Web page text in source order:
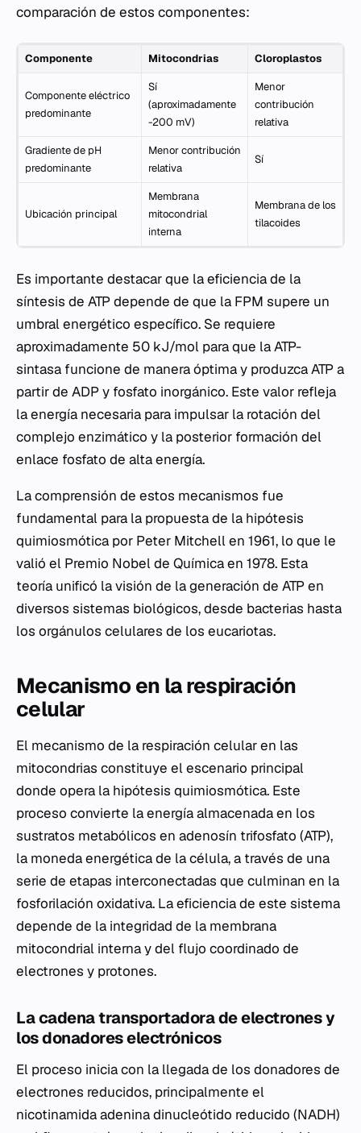
comparación de estos componentes:
Componente Mitocondrias Cloroplastos
Componente eléctrico
predominante
Sí
(aproximadamente
-200 mV)
Menor
contribución
relativa
Gradiente de pH
predominante
Menor contribución
relativa
Sí
Ubicación principal
Membrana
mitocondrial
interna
Membrana de los
tilacoides
Es importante destacar que la eficiencia de la
síntesis de ATP depende de que la FPM supere un
umbral energético específico. Se requiere
aproximadamente 50 kJ/mol para que la ATP-
sintasa funcione de manera óptima y produzca ATP a
partir de ADP y fosfato inorgánico. Este valor refleja
la energía necesaria para impulsar la rotación del
complejo enzimático y la posterior formación del
enlace fosfato de alta energía.
La comprensión de estos mecanismos fue
fundamental para la propuesta de la hipótesis
quimiosmótica por Peter Mitchell en 1961, lo que le
valió el Premio Nobel de Química en 1978. Esta
teoría unificó la visión de la generación de ATP en
diversos sistemas biológicos, desde bacterias hasta
los orgánulos celulares de los eucariotas.
Mecanismo en la respiración
celular
El mecanismo de la respiración celular en las
mitocondrias constituye el escenario principal
donde opera la hipótesis quimiosmótica. Este
proceso convierte la energía almacenada en los
sustratos metabólicos en adenosín trifosfato (ATP),
la moneda energética de la célula, a través de una
serie de etapas interconectadas que culminan en la
fosforilación oxidativa. La eficiencia de este sistema
depende de la integridad de la membrana
mitocondrial interna y del flujo coordinado de
electrones y protones.
La cadena transportadora de electrones y
los donadores electrónicos
El proceso inicia con la llegada de los donadores de
electrones reducidos, principalmente el
nicotinamida adenina dinucleótido reducido (NADH)